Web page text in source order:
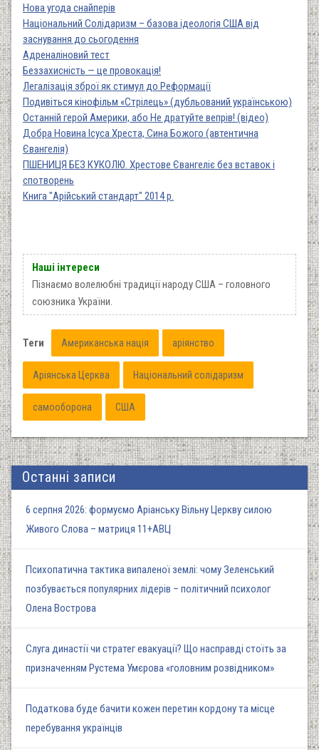
Нова угода снайперів
Національний Солідаризм – базова ідеологія США від
заснування до сьогодення
Адреналіновий тест
Беззахисність — це провокація!
Легалізація зброї як стимул до Реформації
Подивіться кінофільм «Стрілець» (дубльований українською)
Останній герой Америки, або Не дратуйте вепрів! (відео)
Добра Новина Ісуса Хреста, Сина Божого (автентична
Євангелія)
ПШЕНИЦЯ БЕЗ КУКОЛЮ. Хрестове Євангеліє без вставок і
спотворень
Книга "Арійський стандарт" 2014 р.
Наші інтереси
Пізнаємо волелюбні традиції народу США – головного
союзника України.
Теги Американська нація аріянство
Аріянська Церква Національний солідаризм
самооборона США
Останні записи
6 серпня 2026: формуємо Аріанську Вільну Церкву силою
Живого Слова – матриця 11+АВЦ
Психопатична тактика випаленої землі: чому Зеленський
позбувається популярних лідерів – політичний психолог
Олена Вострова
Слуга династії чи стратег евакуації? Що насправді стоїть за
призначенням Рустема Умєрова «головним розвідником»
Податкова буде бачити кожен перетин кордону та місце
перебування українців